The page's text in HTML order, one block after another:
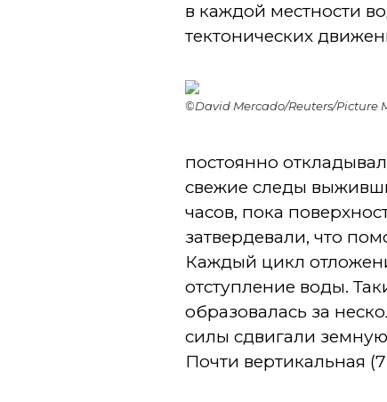
в каждой местности
тектонических
©David Mercado/Reuters/Picture
постоянно
свежие следы
часов, пока
затвердевали, что
Каждый цикл
отступление воды.
образовалась за
силы сдвигали
Почти вертикальная